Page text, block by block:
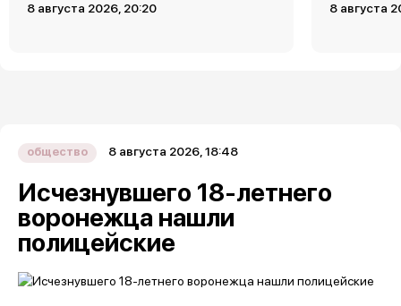
8 августа 2026, 20:20 8 августа
общество 8 августа 2026, 18:48
Исчезнувшего 18-летнего
воронежца нашли
полицейские